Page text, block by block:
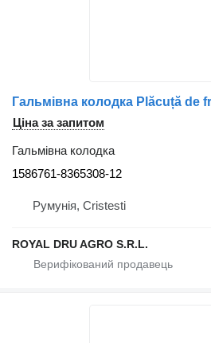
Ціна за запитом
Гальмівна колодка
1586761-8365308-12
Румунія, Cristesti
ROYAL DRU AGRO S.R.L.